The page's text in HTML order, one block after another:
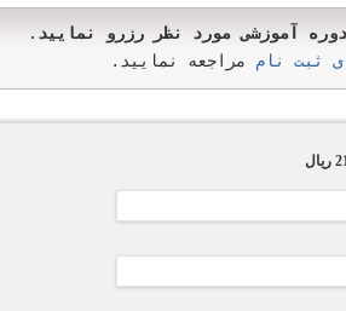
آموزشی مورد نظر رزرو نمایید .
ثبت نام مراجعه نمایید.